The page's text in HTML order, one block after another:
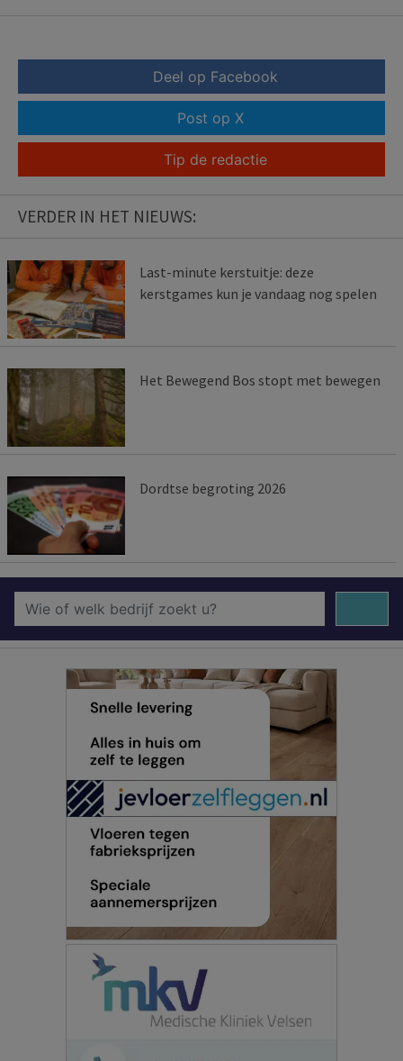
Deel op Facebook
Post op X
Tip de redactie
VERDER IN HET NIEUWS:
Last-minute kerstuitje: deze
kerstgames kun je vandaag nog spelen
Het Bewegend Bos stopt met bewegen
Dordtse begroting 2026